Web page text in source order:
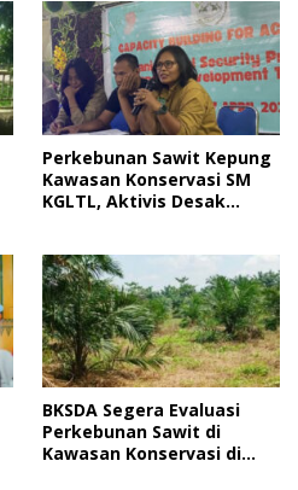
Perkebunan Sawit Kepung
Kawasan Konservasi SM
KGLTL, Aktivis Desak
BKSDA Segera Evaluasi
Perkebunan Sawit di
Kawasan Konservasi di